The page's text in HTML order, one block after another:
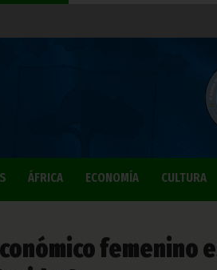
ÁFRICA ECONOMÍA CULTURA
femenino